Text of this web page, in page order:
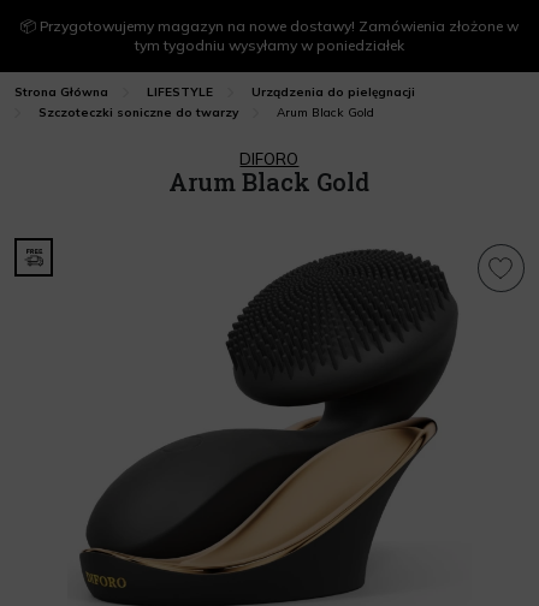
📦 Przygotowujemy magazyn na nowe dostawy! Zamówienia złożone w
tym tygodniu wysyłamy w poniedziałek
Strona Główna LIFESTYLE
Urządzenia do pielęgnacji
Szczoteczki soniczne do twarzy
Arum Black Gold
DIFORO
Arum Black Gold